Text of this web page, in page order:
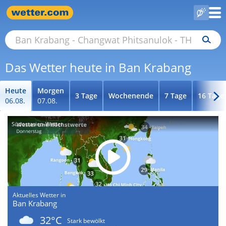
Das Wetter heute in Ban Krabang
Heute
06.08.
Morgen
07.08.
3 Tage Wochenende 7 Tage 16 Tage
Südostasien-Wetter
Aktuelles Wetter in
Ban Krabang
32°C
Stark bewölkt